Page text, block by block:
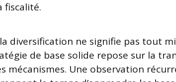
fiscalité.
diversification ne signifie pas tout
de base solide repose sur la
mécanismes. Une observation